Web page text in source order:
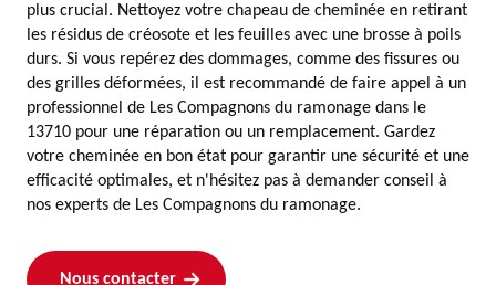
plus crucial. Nettoyez votre chapeau de cheminée en retirant
les résidus de créosote et les feuilles avec une brosse à poils
durs. Si vous repérez des dommages, comme des fissures ou
des grilles déformées, il est recommandé de faire appel à un
professionnel de Les Compagnons du ramonage dans le
13710 pour une réparation ou un remplacement. Gardez
votre cheminée en bon état pour garantir une sécurité et une
efficacité optimales, et n'hésitez pas à demander conseil à
nos experts de Les Compagnons du ramonage.
Nous contacter